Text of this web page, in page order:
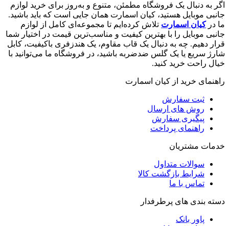
اگر به دنبال یک فروشگاه مطمئن، متنوع و به‌روز برای خرید لوازم
جانبی موبایل هستید، کیان اسمارت همان جایی است که باید باشید.
ما درکیان اسمارت تلاش کرده‌ایم تا مجموعه‌ای کامل از لوازم
جانبی موبایل را با بهترین کیفیت و مناسب‌ترین قیمت در اختیار شما
قرار دهیم. چه به دنبال یک قاب مقاوم، یک هندزفری باکیفیت، کابل
شارژ سریع یا یک گلس ضدضربه باشید، در فروشگاه ما می‌توانید با
خیال راحت خرید کنید.
راهنمای خرید از کیان اسمارت
ثبت سفارش
روش‌ های ارسال
پیگیری سفارش
راهنمای پرداخت
خدمات مشتریان
سوالات متداول
شرایط بازگشت کالا
تماس با ما
دسته بندی های پرطرفدار
پاور بانک